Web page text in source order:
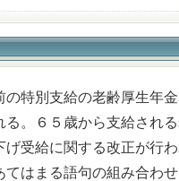
特別支給の老齢厚生年
。６５歳から支給され
げ受給に関する改正が行
はまる語句の組み合わ